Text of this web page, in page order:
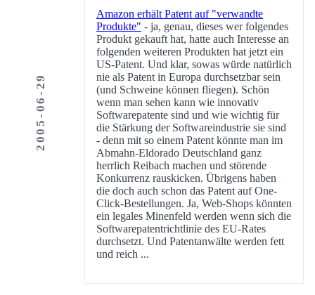
2005-06-29
Amazon erhält Patent auf "verwandte
Produkte" - ja, genau, dieses wer folgendes
Produkt gekauft hat, hatte auch Interesse an
folgenden weiteren Produkten hat jetzt ein
US-Patent. Und klar, sowas würde natürlich
nie als Patent in Europa durchsetzbar sein
(und Schweine können fliegen). Schön
wenn man sehen kann wie innovativ
Softwarepatente sind und wie wichtig für
die Stärkung der Softwareindustrie sie sind
- denn mit so einem Patent könnte man im
Abmahn-Eldorado Deutschland ganz
herrlich Reibach machen und störende
Konkurrenz rauskicken. Übrigens haben
die doch auch schon das Patent auf One-
Click-Bestellungen. Ja, Web-Shops könnten
ein legales Minenfeld werden wenn sich die
Softwarepatentrichtlinie des EU-Rates
durchsetzt. Und Patentanwälte werden fett
und reich ...